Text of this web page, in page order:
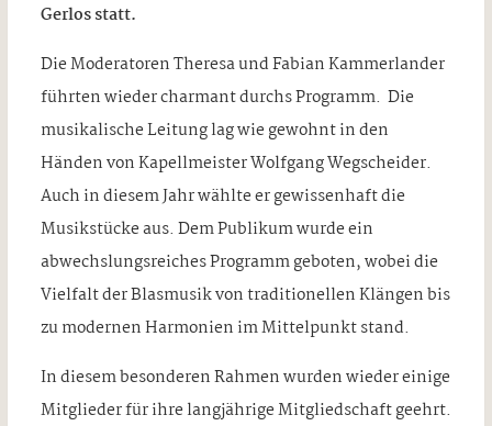
Gerlos statt.
Die Moderatoren Theresa und Fabian Kammerlander
führten wieder charmant durchs Programm. Die
musikalische Leitung lag wie gewohnt in den
Händen von Kapellmeister Wolfgang Wegscheider.
Auch in diesem Jahr wählte er gewissenhaft die
Musikstücke aus. Dem Publikum wurde ein
abwechslungsreiches Programm geboten, wobei die
Vielfalt der Blasmusik von traditionellen Klängen bis
zu modernen Harmonien im Mittelpunkt stand.
In diesem besonderen Rahmen wurden wieder einige
Mitglieder für ihre langjährige Mitgliedschaft geehrt.